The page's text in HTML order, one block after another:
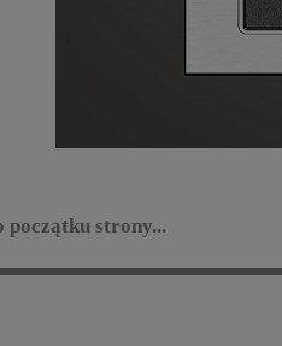
początku strony...